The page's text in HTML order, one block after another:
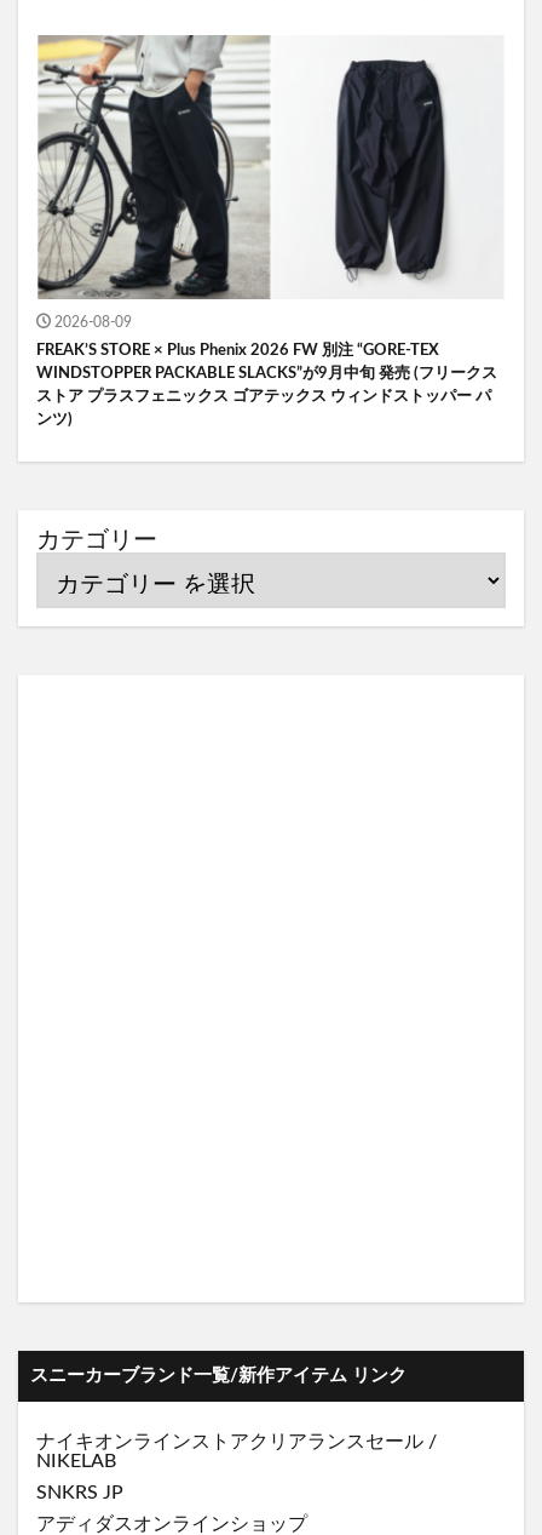
2026-08-09
FREAK’S STORE × Plus Phenix 2026 FW 別注 “GORE-TEX
WINDSTOPPER PACKABLE SLACKS”が9月中旬 発売 (フリークス
ストア プラスフェニックス ゴアテックス ウィンドストッパー パ
ンツ)
カテゴリー
スニーカーブランド一覧/新作アイテム リンク
ナイキオンラインストアクリアランスセール /
NIKELAB
SNKRS JP
アディダスオンラインショップ